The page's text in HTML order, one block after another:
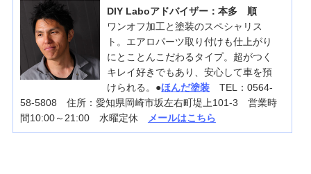
DIY Laboアドバイザー：本多 順
ワンオフ加工と塗装のスペシャリス
ト。エアロパーツ取り付けも仕上がり
にとことんこだわるタイプ。超がつく
キレイ好きでもあり、安心して車を預
けられる。●ほんだ塗装TEL：0564-
58-5808 住所：愛知県岡崎市坂左右町堤上101-3 営業時
間10:00～21:00 水曜定休
メールはこちら